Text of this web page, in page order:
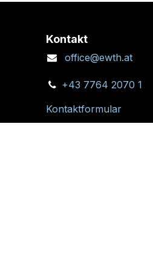
Kontakt
office@ewth.at
+43 7764 2070 1
Kontaktformular